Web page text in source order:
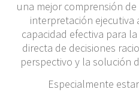
una mejor comprensión
interpretación ejecutiva
capacidad efectiva para
directa de decisiones
perspectivo y la solución
Especialmente